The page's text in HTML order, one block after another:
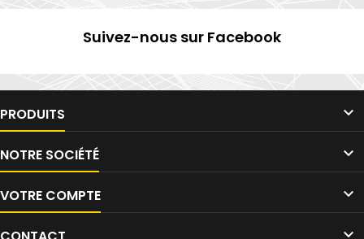
Suivez-nous sur Facebook
PRODUITS 
NOTRE SOCIÉTÉ 
VOTRE COMPTE 